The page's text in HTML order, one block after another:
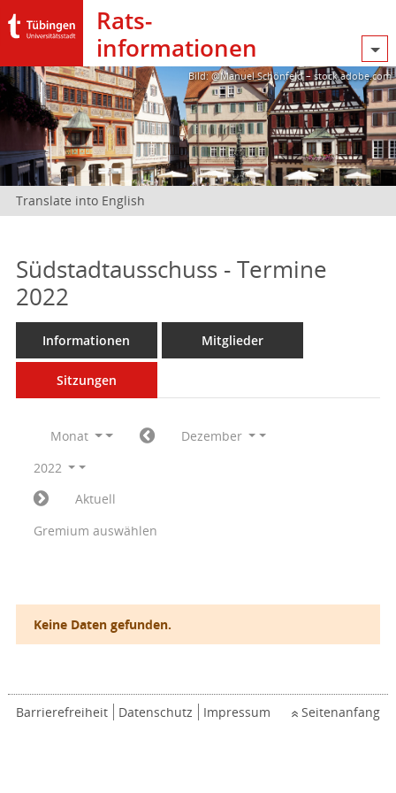
Rats­
informationen
Bild: @Manuel Schönfeld – stock.adobe.com
Translate into English
Südstadtausschuss - Termine
2022
Informationen Mitglieder
Sitzungen
Monat
Dezember
2022
Aktuell
Gremium auswählen
Keine Daten gefunden.
Barrierefreiheit Datenschutz Impressum Seitenanfang